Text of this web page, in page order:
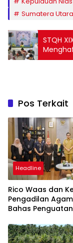
Sumatera Utara
STQH
Pos Terkait
Headline
Rico Waas dan
Pengadilan
Bahas
dan Perempuan
Perceraian ASN